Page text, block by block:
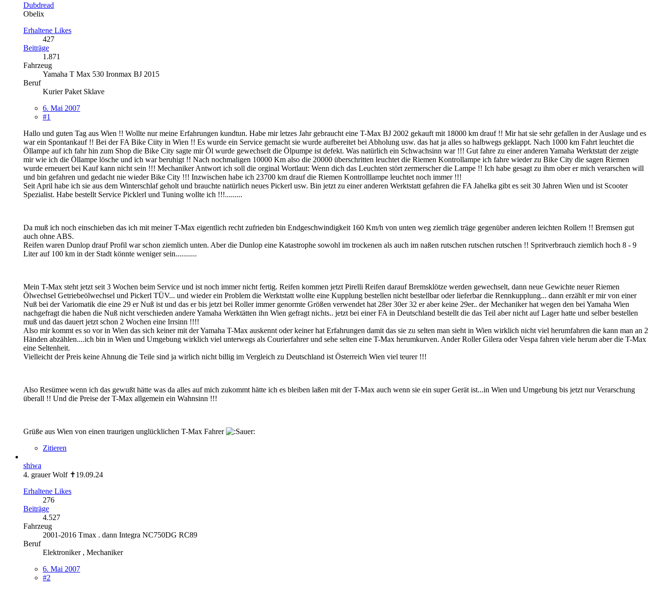
Dubdread
Obelix
Erhaltene Likes
427
Beiträge
1.871
Fahrzeug
Yamaha T Max 530 Ironmax BJ 2015
Beruf
Kurier Paket Sklave
6. Mai 2007
#1
Hallo und guten Tag aus Wien !! Wollte nur meine Erfahrungen kundtun. Habe mir letzes Jahr gebraucht eine T-Max BJ 2002 gekauft mit 18000 km drauf !! Mir hat sie sehr gefallen in der Auslage und es
war ein Spontankauf !! Bei der FA Bike Ciity in Wien !! Es wurde ein Service gemacht sie wurde aufbereitet bei Abholung usw. das hat ja alles so halbwegs geklappt. Nach 1000 km Fahrt leuchtet die
Öllampe auf ich fahr hin zum Shop die Bike City sagte mir Öl wurde gewechselt die Ölpumpe ist defekt. Was natürlich ein Schwachsinn war !!! Gut fahre zu einer anderen Yamaha Werktstatt der zeigte
mir wie ich die Öllampe lösche und ich war beruhigt !! Nach nochmaligen 10000 Km also die 20000 überschritten leuchtet die Riemen Kontrollampe ich fahre wieder zu Bike City die sagen Riemen
wurde erneuert bei Kauf kann nicht sein !!! Mechaniker Antwort ich soll die orginal Wortlaut: Wenn dich das Leuchten stört zermerscher die Lampe !! Ich habe gesagt zu ihm ober er mich verarschen will
und bin gefahren und gedacht nie wieder Bike City !!! Inzwischen habe ich 23700 km drauf die Riemen Kontrolllampe leuchtet noch immer !!!
Seit April habe ich sie aus dem Winterschlaf geholt und brauchte natürlich neues Pickerl usw. Bin jetzt zu einer anderen Werktstatt gefahren die FA Jahelka gibt es seit 30 Jahren Wien und ist Scooter
Spezialist. Habe bestellt Service Picklerl und Tuning wollte ich !!!.........
Da muß ich noch einschieben das ich mit meiner T-Max eigentlich recht zufrieden bin Endgeschwindigkeit 160 Km/h von unten weg ziemlich träge gegenüber anderen leichten Rollern !! Bremsen gut
auch ohne ABS.
Reifen waren Dunlop drauf Profil war schon ziemlich unten. Aber die Dunlop eine Katastrophe sowohl im trockenen als auch im naßen rutschen rutschen rutschen !! Spritverbrauch ziemlich hoch 8 - 9
Liter auf 100 km in der Stadt könnte weniger sein...........
Mein T-Max steht jetzt seit 3 Wochen beim Service und ist noch immer nicht fertig. Reifen kommen jetzt Pirelli Reifen darauf Bremsklötze werden gewechselt, dann neue Gewichte neuer Riemen
Ölwechsel Getriebeölwechsel und Pickerl TÜV... und wieder ein Problem die Werktstatt wollte eine Kupplung bestellen nicht bestellbar oder lieferbar die Rennkupplung... dann erzählt er mir von einer
Nuß bei der Variomatik die eine 29 er Nuß ist und das er bis jetzt bei Roller immer genormte Größen verwendet hat 28er 30er 32 er aber keine 29er.. der Mechaniker hat wegen den bei Yamaha Wien
nachgefragt die haben die Nuß nicht verschieden andere Yamaha Werktätten ihn Wien gefragt nichts.. jetzt bei einer FA in Deutschland bestellt die das Teil aber nicht auf Lager hatte und selber bestellen
muß und das dauert jetzt schon 2 Wochen eine Irrsinn !!!!
Also mir kommt es so vor in Wien das sich keiner mit der Yamaha T-Max auskennt oder keiner hat Erfahrungen damit das sie zu selten man sieht in Wien wirklich nicht viel herumfahren die kann man an 2
Händen abzählen....ich bin in Wien und Umgebung wirklich viel unterwegs als Courierfahrer und sehe selten eine T-Max herumkurven. Ander Roller Gilera oder Vespa fahren viele herum aber die T-Max
eine Seltenheit.
Vielleicht der Preis keine Ahnung die Teile sind ja wirlich nicht billig im Vergleich zu Deutschland ist Österreich Wien viel teurer !!!
Also Resümee wenn ich das gewußt hätte was da alles auf mich zukommt hätte ich es bleiben laßen mit der T-Max auch wenn sie ein super Gerät ist...in Wien und Umgebung bis jetzt nur Verarschung
überall !! Und die Preise der T-Max allgemein ein Wahnsinn !!!
Grüße aus Wien von einen traurigen unglücklichen T-Max Fahrer
Zitieren
shiwa
4. grauer Wolf ✝19.09.24
Erhaltene Likes
276
Beiträge
4.527
Fahrzeug
2001-2016 Tmax . dann Integra NC750DG RC89
Beruf
Elektroniker , Mechaniker
6. Mai 2007
#2